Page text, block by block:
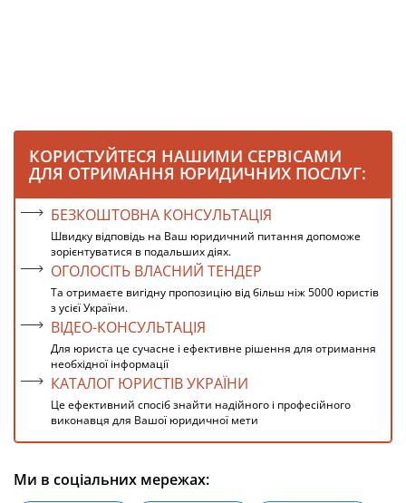
КОРИСТУЙТЕСЯ НАШИМИ СЕРВІСАМИ
ДЛЯ ОТРИМАННЯ ЮРИДИЧНИХ ПОСЛУГ:
БЕЗКОШТОВНА КОНСУЛЬТАЦІЯ
Швидку відповідь на Ваш юридичний питання допоможе
зорієнтуватися в подальших діях.
ОГОЛОСІТЬ ВЛАСНИЙ ТЕНДЕР
Та отримаєте вигідну пропозицію від більш ніж 5000 юристів
з усієї України.
ВІДЕО-КОНСУЛЬТАЦІЯ
Для юриста це сучасне і ефективне рішення для отримання
необхідної інформації
КАТАЛОГ ЮРИСТІВ УКРАЇНИ
Це ефективний спосіб знайти надійного і професійного
виконавця для Вашої юридичної мети
Ми в соціальних мережах: